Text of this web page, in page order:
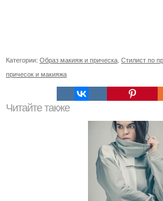
Категории: Образ макияж и прическа Стилист по
причесок и макияжа
Читайте также